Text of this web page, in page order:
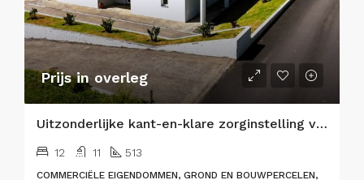
Prijs in overleg
Uitzonderlijke kant-en-klare zorginstelling voor senioren & eersteklas vastgoedbelegging
12 11 513
COMMERCIËLE EIGENDOMMEN, GROND EN BOUWPERCELEN,